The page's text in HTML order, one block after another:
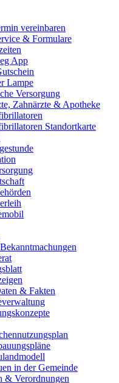
vereinbaren
& Formulare
App
Lampe
Versorgung
Zahnärzte & Apotheke
Standortkarte
& Fakten
in der Gemeinde
& Verordnungen